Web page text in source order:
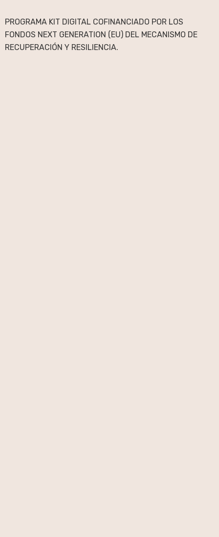
PROGRAMA KIT DIGITAL COFINANCIADO POR LOS
FONDOS NEXT GENERATION (EU) DEL MECANISMO DE
RECUPERACIÓN Y RESILIENCIA.